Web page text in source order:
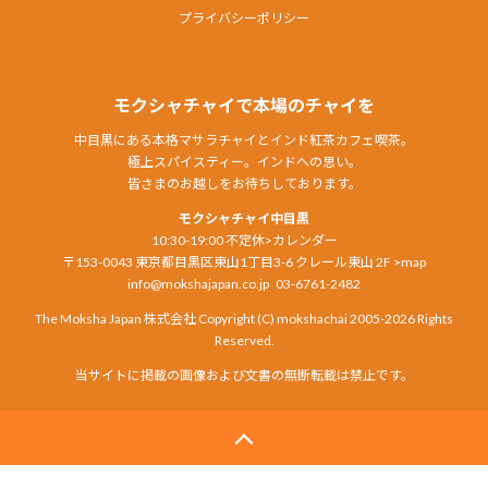
プライバシーポリシー
モクシャチャイで本場のチャイを
中目黒にある本格マサラチャイとインド紅茶カフェ喫茶。
極上スパイスティー。インドへの思い。
皆さまのお越しをお待ちしております。
モクシャチャイ中目黒
10:30-19:00 不定休>カレンダー
〒153-0043 東京都目黒区東山1丁目3-6 クレール東山 2F >map
info@mokshajapan.co.jp 03-6761-2482
The Moksha Japan 株式会社 Copyright (C) mokshachai 2005-2026 Rights
Reserved.
当サイトに掲載の画像および文書の無断転載は禁止です。